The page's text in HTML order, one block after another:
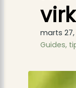
marts 27,
Guides,